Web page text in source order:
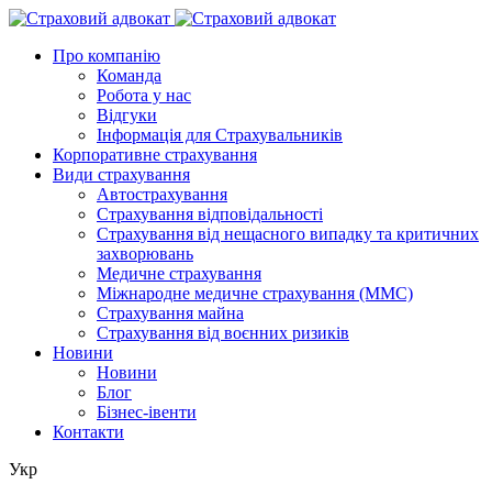
Про компанію
Команда
Робота у нас
Відгуки
Інформація для Страхувальників
Корпоративне страхування
Види страхування
Автострахування
Страхування відповідальності
Страхування від нещасного випадку та критичних
захворювань
Медичне страхування
Міжнародне медичне страхування (ММС)
Страхування майна
Страхування від воєнних ризиків
Новини
Новини
Блог
Бізнес-івенти
Контакти
Укр